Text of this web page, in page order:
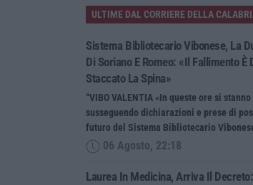
ULTIME DAL CORRIERE DELLA
Sistema Bibliotecario Vibonese, La
Di Soriano E Romeo: «Il Fallimento È
Staccato La Spina»
“VIBO VALENTIA «In queste ore si stanno
susseguendo dichiarazioni e prese di
futuro del Sistema Bibliotecario
06 Agosto, 22:18
Laurea In Medicina, Arriva Il Decreto: